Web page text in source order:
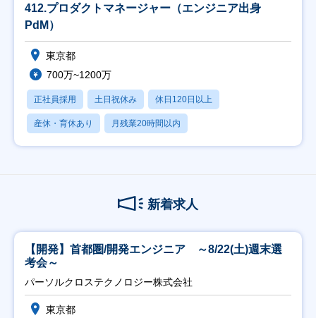
412.プロダクトマネージャー（エンジニア出身
PdM）
東京都
700万~1200万
正社員採用 土日祝休み 休日120日以上
産休・育休あり 月残業20時間以内
新着求人
【開発】首都圏/開発エンジニア ～8/22(土)週末選
考会～
パーソルクロステクノロジー株式会社
東京都